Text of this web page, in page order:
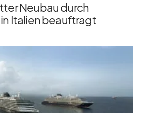
Neubau durch
Italien beauftragt